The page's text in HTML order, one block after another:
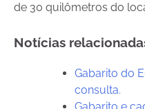
de 30 quilômetros do
Notícias
Gabarito do
consulta.